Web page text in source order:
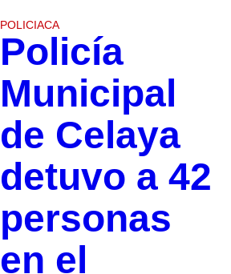
POLICIACA
Policía
Municipal
de Celaya
detuvo a 42
personas
en el